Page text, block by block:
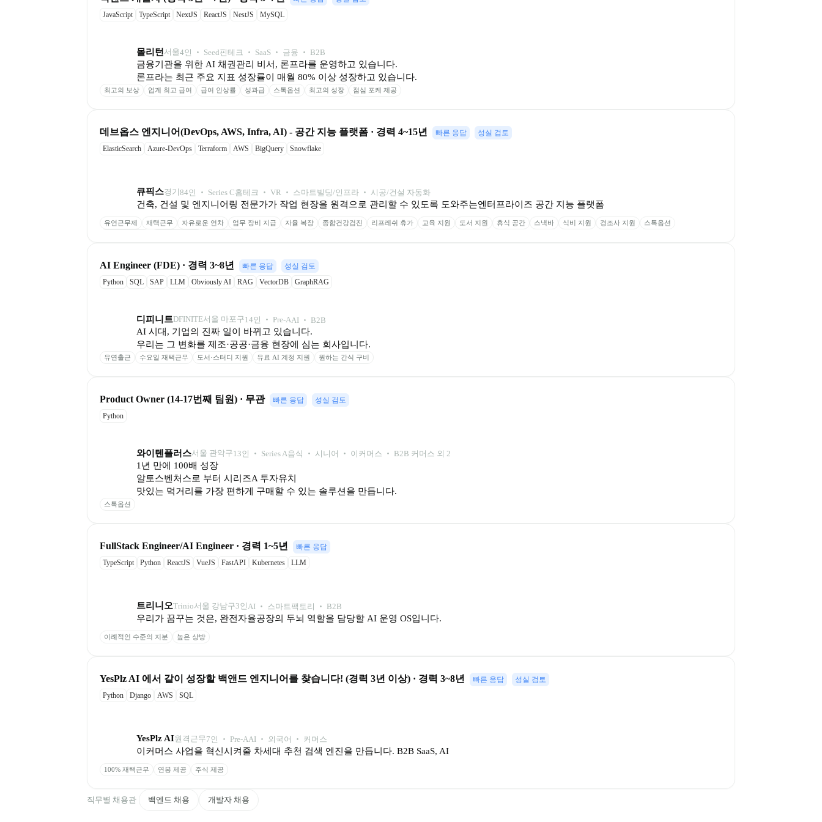
JavaScript
TypeScript NextJS ReactJS NestJS MySQL
몰리턴 서울4인 ‧ Seed핀테크 ‧ SaaS ‧ 금융 ‧ B2B
금융기관을 위한 AI 채권관리 비서, 론프라를 운영하고 있습니다.
론프라는 최근 주요 지표 성장률이 매월 80% 이상 성장하고 있습니다.
최고의 보상 업계 최고 급여 급여 인상률 성과급 스톡옵션 최고의 성장 점심 포케 제공
데브옵스 엔지니어(DevOps, AWS, Infra, AI) - 공간 지능 플랫폼 · 경력 4~15년 빠른 응답
성실 검토
ElasticSearch
Azure-DevOps Terraform AWS BigQuery Snowflake
큐픽스경기 84인 ‧ Series C홈테크 ‧ VR ‧ 스마트빌딩/인프라 ‧ 시공/건설 자동화
건축, 건설 및 엔지니어링 전문가가 작업 현장을 원격으로 관리할 수 있도록 도와주는엔터프라이즈 공간 지능 플랫폼
유연근무제 재택근무 자유로운 연차 업무 장비 지급 자율 복장 종합건강검진 리프레쉬 휴가 교육 지원 도서 지원 휴식 공간 스낵바 식비 지원 경조사 지원
스톡옵션
AI Engineer (FDE) · 경력 3~8년 빠른 응답
성실 검토
Python
SQL SAP LLM Obviously AI RAG VectorDB GraphRAG
디피니트DFINITE서울 마포구14인 ‧ Pre-AAI ‧ B2B
AI 시대, 기업의 진짜 일이 바뀌고 있습니다.
우리는 그 변화를 제조·공공·금융 현장에 심는 회사입니다.
유연출근 수요일 재택근무 도서·스터디 지원 유료 AI 계정 지원 원하는 간식 구비
Product Owner (14-17번째 팀원) · 무관 빠른 응답
성실 검토
Python
와이텐플러스서울 관악구13인 ‧ Series A음식 ‧ 시니어 ‧ 이커머스 ‧ B2B 커머스 외 2
1년 만에 100배 성장
알토스벤처스로 부터 시리즈A 투자유치
맛있는 먹거리를 가장 편하게 구매할 수 있는 솔루션을 만듭니다.
스톡옵션
FullStack Engineer/AI Engineer · 경력 1~5년
빠른 응답
TypeScript
Python ReactJS VueJS FastAPI Kubernetes LLM
트리니오Trinio서울 강남구3인 AI ‧ 스마트팩토리 ‧ B2B
우리가 꿈꾸는 것은, 완전자율공장의 두뇌 역할을 담당할 AI 운영 OS입니다.
이례적인 수준의 지분 높은 상방
YesPlz AI 에서 같이 성장할 백앤드 엔지니어를 찾습니다! (경력 3년 이상) · 경력 3~8년 빠른 응답
성실 검토
Python
Django AWS SQL
YesPlz AI원격근무7인 ‧ Pre-AAI ‧ 외국어 ‧ 커머스
이커머스 사업을 혁신시켜줄 차세대 추천 검색 엔진을 만듭니다. B2B SaaS, AI
100% 재택근무 연봉 제공 주식 제공
직무별 채용관 백엔드 채용 개발자 채용